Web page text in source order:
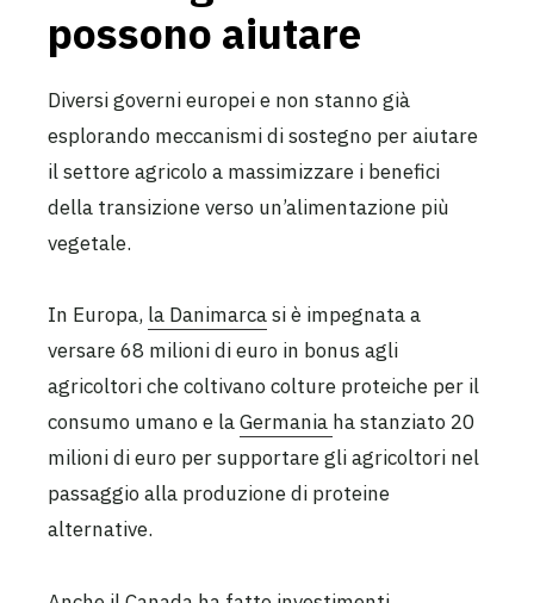
possono aiutare
Diversi governi europei e non stanno già
esplorando meccanismi di sostegno per aiutare
il settore agricolo a massimizzare i benefici
della transizione verso un’alimentazione più
vegetale.
In Europa, la Danimarcasi è impegnata a
versare 68 milioni di euro in bonus agli
agricoltori che coltivano colture proteiche per il
consumo umano e laGermania ha stanziato 20
milioni di euro per supportare gli agricoltori nel
passaggio alla produzione di proteine
alternative.